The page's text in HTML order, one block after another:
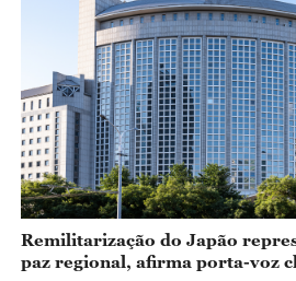
Remilitarização do Japão
paz regional, afirma porta-voz